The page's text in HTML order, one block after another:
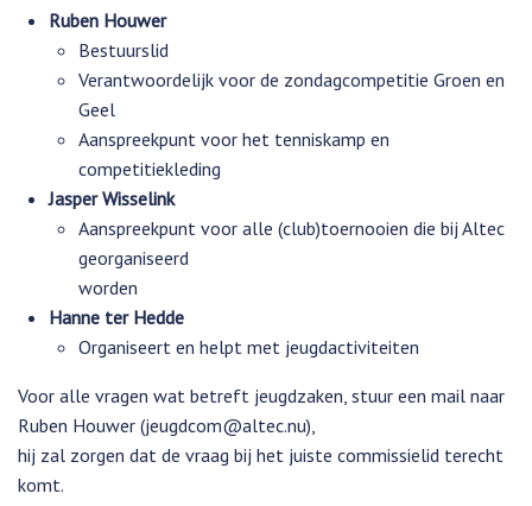
Ruben Houwer
Bestuurslid
Verantwoordelijk voor de zondagcompetitie Groen en
Geel
Aanspreekpunt voor het tenniskamp en
competitiekleding
Jasper Wisselink
Aanspreekpunt voor alle (club)toernooien die bij Altec
georganiseerd
worden
Hanne ter Hedde
Organiseert en helpt met jeugdactiviteiten
Voor alle vragen wat betreft jeugdzaken, stuur een mail naar
Ruben Houwer (jeugdcom@altec.nu),
hij zal zorgen dat de vraag bij het juiste commissielid terecht
komt.